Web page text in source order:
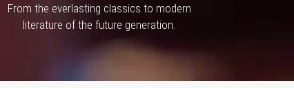
From the everlasting classics to modern
literature of the future generation.